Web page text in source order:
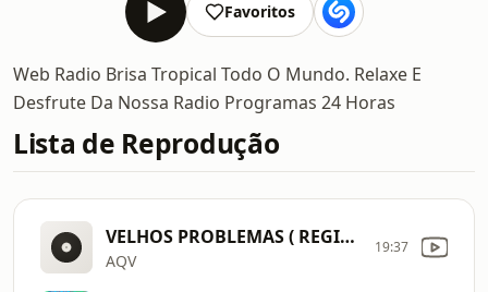
Favoritos
Web Radio Brisa Tropical Todo O Mundo. Relaxe E
Desfrute Da Nossa Radio Programas 24 Horas
Lista de Reprodução
VELHOS PROBLEMAS ( REGINALDO
AQV
19:37